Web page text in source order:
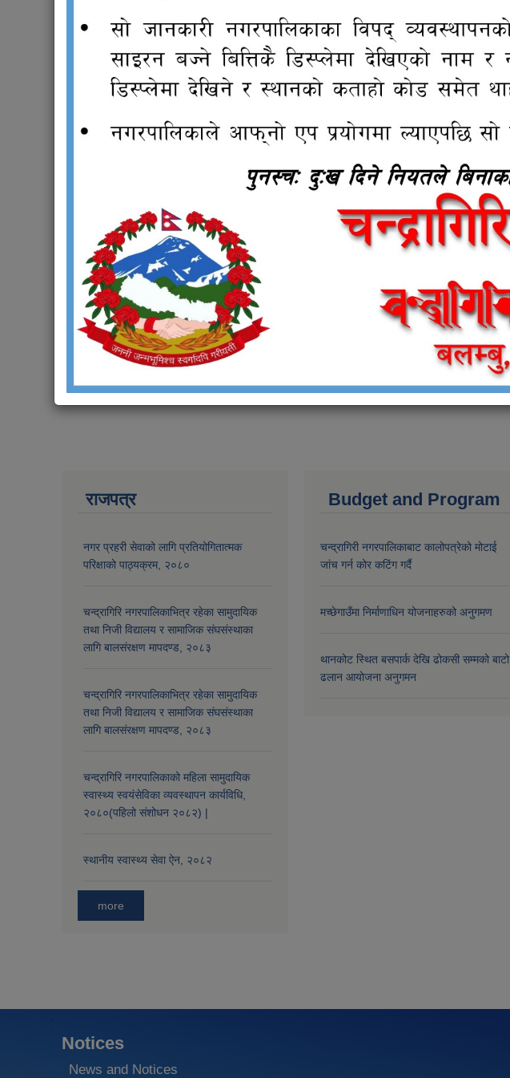
राजपत्र
नगर प्रहरी सेवाको लागि प्रतियोगितात्मक
परिक्षाको पाठ्यक्रम, २०८०
चन्द्रागिरि नगरपालिकाभित्र रहेका सामुदायिक
तथा निजी विद्यालय र सामाजिक संघसंस्थाका
लागि बालसंरक्षण मापदण्ड, २०८३
चन्द्रागिरि नगरपालिकाभित्र रहेका सामुदायिक
तथा निजी विद्यालय र सामाजिक संघसंस्थाका
लागि बालसंरक्षण मापदण्ड, २०८३
चन्द्रागिरि नगरपालिकाको महिला सामुदायिक
स्वास्थ्य स्वयंसेविका व्यवस्थापन कार्यविधि,
२०८०(पहिलो संशोधन २०८२) |
स्थानीय स्वास्थ्य सेवा ऐन, २०८२
more
Budget and Program
चन्द्रागिरी नगरपालिकाबाट कालोपत्रेको मोटाई
जांच गर्न कोर कटिंग गर्दै
मच्छेगाउँमा निर्माणाधिन योजनाहरुको अनुगमण
थानकोट स्थित बसपार्क देखि ढोकसी सम्मको बाटो
ढलान आयोजना अनुगमन
Notices
News and Notices